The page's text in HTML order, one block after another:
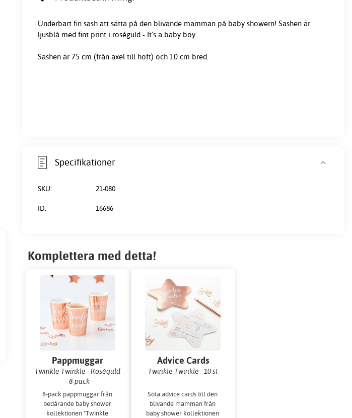
Underbart fin sash att sätta på den blivande mamman på baby showern! Sashen är
ljusblå med fint print i roséguld - It's a baby boy.
Sashen är 75 cm (från axel till höft) och 10 cm bred.
Specifikationer
SKU: 21-080
ID: 16686
Komplettera med detta!
Pappmuggar
Twinkle Twinkle - Roséguld
- 8-pack
8-pack pappmuggar från
bedårande baby shower
kollektionen "Twinkle
Advice Cards
Twinkle Twinkle - 10 st
Söta advice cards till den
blivande mamman från
baby shower kollektionen